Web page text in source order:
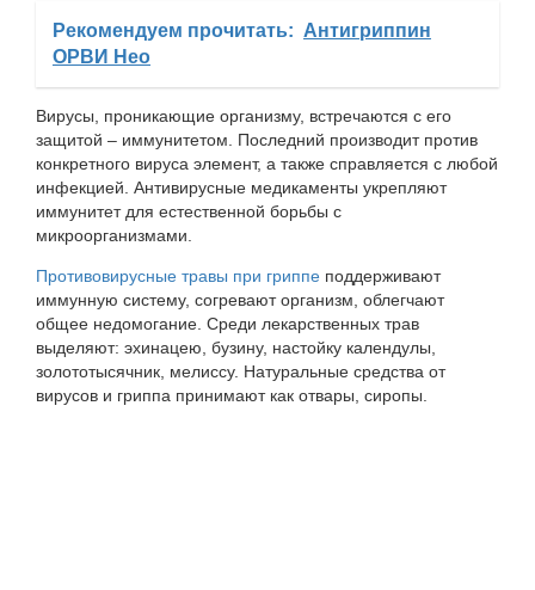
Рекомендуем прочитать: Антигриппин
ОРВИ Нео
Вирусы, проникающие организму, встречаются с его
защитой – иммунитетом. Последний производит против
конкретного вируса элемент, а также справляется с любой
инфекцией. Антивирусные медикаменты укрепляют
иммунитет для естественной борьбы с
микроорганизмами.
Противовирусные травы при гриппе поддерживают
иммунную систему, согревают организм, облегчают
общее недомогание. Среди лекарственных трав
выделяют: эхинацею, бузину, настойку календулы,
золототысячник, мелиссу. Натуральные средства от
вирусов и гриппа принимают как отвары, сиропы.